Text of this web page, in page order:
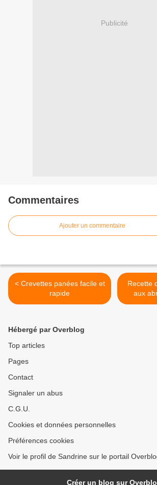
Publicité
Commentaires
Ajouter un commentaire
< Crevettes panées facile et
rapide
Recette
aux
Hébergé par Overblog
Top articles
Pages
Contact
Signaler un abus
C.G.U.
Cookies et données personnelles
Préférences cookies
Voir le profil de Sandrine sur le portail
Créer un blog sur